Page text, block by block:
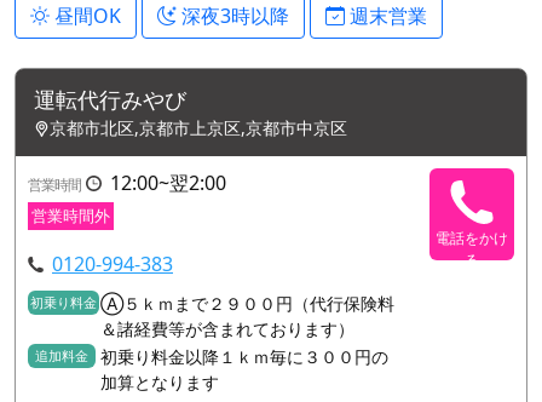
昼間OK
深夜3時以降 週末営業
運転代行みやび
京都市北区,京都市上京区,京都市中京区
営業時間 12:00~翌2:00
営業時間外
0120-994-383
初乗り料金 Ⓐ５ｋｍまで２９００円（代行保険料
＆諸経費等が含まれております）
追加料金
初乗り料金以降１ｋｍ毎に３００円の
加算となります
電話をかけ
る